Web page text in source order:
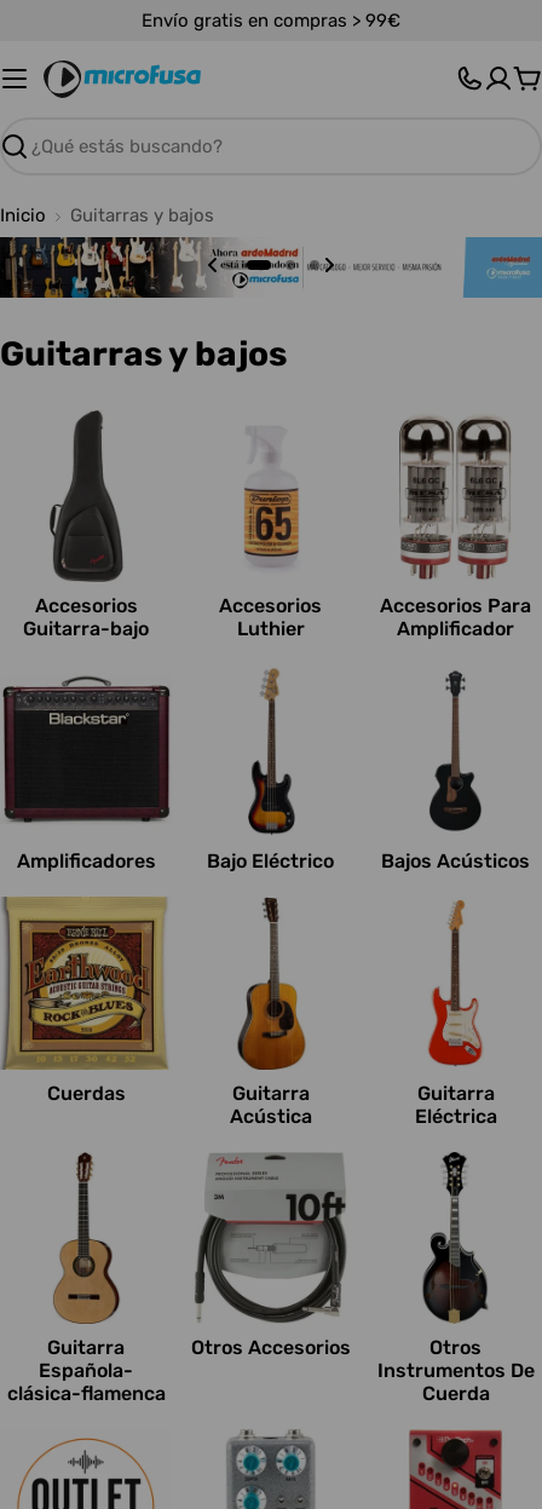
contenido
Envío gratis en compras > 99€
Buscar
Inicio Guitarras y bajos
C
e
s
:
Guitarras y bajos
Accesorios
Guitarra-bajo
Accesorios
Luthier
Accesorios Para
Amplificador
Amplificadores Bajo Eléctrico Bajos Acústicos
Cuerdas
Guitarra
Acústica
Guitarra
Eléctrica
Guitarra
Española-
clásica-flamenca
Otros Accesorios
Otros
Instrumentos De
Cuerda